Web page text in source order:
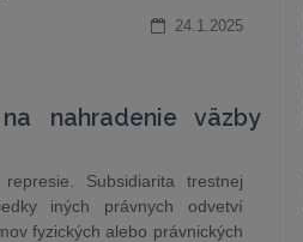
24.1.2025
nahradenie väzby
Subsidiarita trestnej
iných právnych odvetví
fyzických alebo právnických